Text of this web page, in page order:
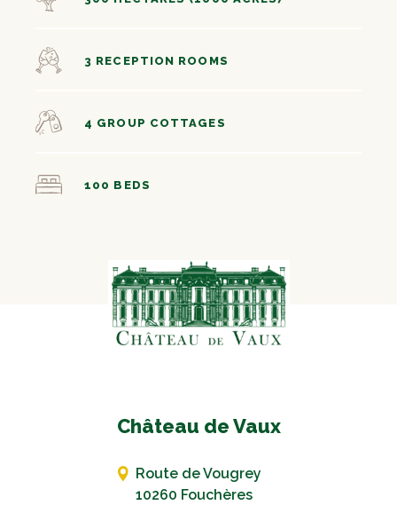
3 RECEPTION ROOMS
4 GROUP COTTAGES
100 BEDS
Château de Vaux
Route de Vougrey
10260 Fouchères